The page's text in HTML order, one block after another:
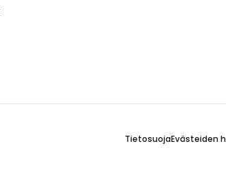
TietosuojaEvästeiden